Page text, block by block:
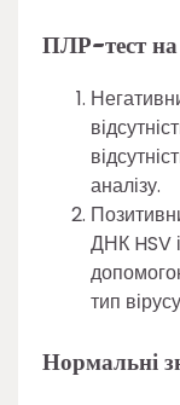
ПЛР-тест
аналізу.
ДНК HSV
тип
Нормальні